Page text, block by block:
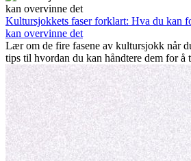
Sannheten er at internasjonal erfaring alltid
karrieren et løft, fremme personlig vekst
innblikk som kan forandre livet ditt.
Kultursjokkets faser forklart: Hva du kan
kan overvinne det
Lær om de fire fasene av kultursjokk når
tips til hvordan du kan håndtere dem for å
hjemme.